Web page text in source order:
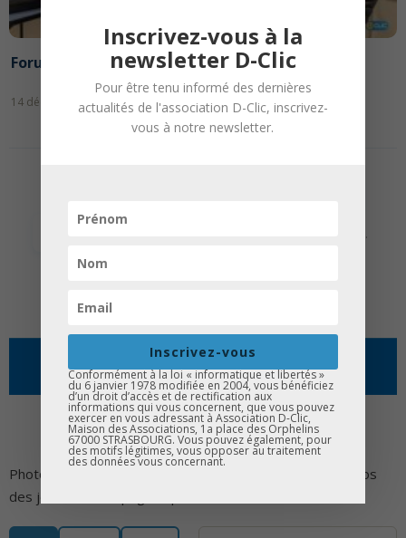
Forum des métiers #3 – Collège Leclerc
14 décembre 2024
…
© 2026 Association D-Clic |Mentions légales
Inscrivez-vous à la
newsletter D-Clic
Pour être tenu informé des dernières
actualités de l'association D-Clic, inscrivez-
vous à notre newsletter.
Inscrivez-vous
Conformément à la loi « informatique et libertés »
du 6 janvier 1978 modifiée en 2004, vous bénéficiez
d’un droit d’accès et de rectification aux
informations qui vous concernent, que vous pouvez
exercer en vous adressant à Association D-Clic,
Maison des Associations, 1a place des Orphelins
67000 STRASBOURG. Vous pouvez également, pour
des motifs légitimes, vous opposer au traitement
des données vous concernant.
MÉDIAS
Photos d'ateliers, de forums métiers, de stages, et vidéos
des jeunes accompagnés par D-CLIC.